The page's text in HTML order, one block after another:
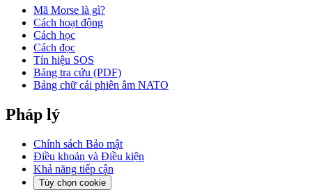
Mã Morse là gì?
Cách hoạt động
Cách học
Cách đọc
Tín hiệu SOS
Bảng tra cứu (PDF)
Bảng chữ cái phiên âm NATO
Pháp lý
Chính sách Bảo mật
Điều khoản và Điều kiện
Khả năng tiếp cận
Tùy chọn cookie